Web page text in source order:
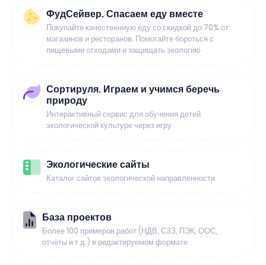
ФудСейвер. Спасаем еду вместе
Покупайте качественную еду со скидкой до 70% от
магазинов и ресторанов. Помогайте бороться с
пищевыми отходами и защищать экологию
Сортируля. Играем и учимся беречь
природу
Интерактивный сервис для обучения детей
экологической культуре через игру
Экологические сайты
Каталог сайтов экологической направленности
База проектов
Более 100 примеров работ (НДВ, СЗЗ, ПЭК, ООС,
отчёты и т.д.) в редактируемом формате